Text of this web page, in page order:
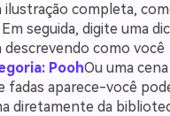
ilustração completa,
seguida, digite uma
descrevendo como você
PoohOu uma
fadas aparece-você
diretamente da